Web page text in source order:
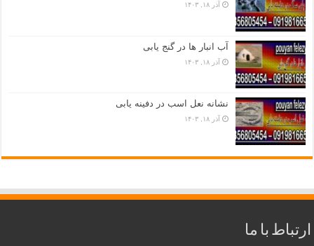
آذر ۱۸, ۱۴۰۳
آب انبار ها در گنج یابی
آذر ۱۸, ۱۴۰۳
نشانه نعل اسب در دفینه یابی
آذر ۱۸, ۱۴۰۳
ارتباط با ما